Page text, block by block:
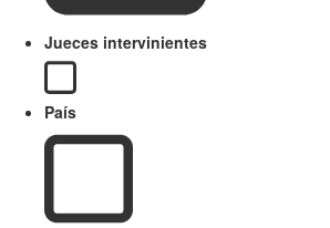
Jueces intervinientes
País